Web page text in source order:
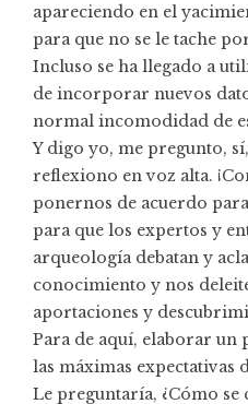
apareciendo en el
para que no se le tache
Incluso se ha llegado a
de incorporar nuevos
normal incomodidad de
Y digo yo, me pregunto,
reflexiono en voz alta.
ponernos de acuerdo
para que los expertos y
arqueología debatan y
conocimiento y nos
aportaciones y
Para de aquí, elaborar un
las máximas expectativas
Le preguntaría, ¿Cómo